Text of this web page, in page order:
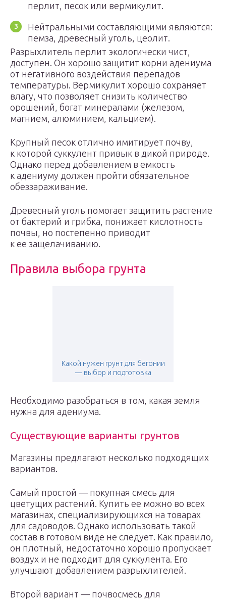
перлит, песок или вермикулит.
Нейтральными составляющими являются:
пемза, древесный уголь, цеолит.
Разрыхлитель перлит экологически чист,
доступен. Он хорошо защитит корни адениума
от негативного воздействия перепадов
температуры. Вермикулит хорошо сохраняет
влагу, что позволяет снизить количество
орошений, богат минералами (железом,
магнием, алюминием, кальцием).
Крупный песок отлично имитирует почву,
к которой суккулент привык в дикой природе.
Однако перед добавлением в емкость
к адениуму должен пройти обязательное
обеззараживание.
Древесный уголь помогает защитить растение
от бактерий и грибка, понижает кислотность
почвы, но постепенно приводит
к ее защелачиванию.
Правила выбора грунта
Какой нужен грунт для бегонии
— выбор и подготовка
Необходимо разобраться в том, какая земля
нужна для адениума.
Существующие варианты грунтов
Магазины предлагают несколько подходящих
вариантов.
Самый простой — покупная смесь для
цветущих растений. Купить ее можно во всех
магазинах, специализирующихся на товарах
для садоводов. Однако использовать такой
состав в готовом виде не следует. Как правило,
он плотный, недостаточно хорошо пропускает
воздух и не подходит для суккулента. Его
улучшают добавлением разрыхлителей.
Второй вариант — почвосмесь для